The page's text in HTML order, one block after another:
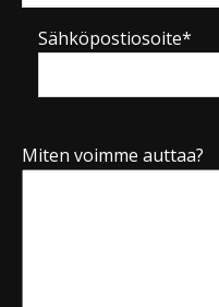
Sähköpostiosoite*
Miten voimme auttaa?